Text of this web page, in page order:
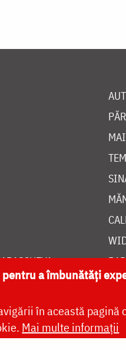
Site dezvoltat de
a îmbunătăți
în această
Mai multe informații